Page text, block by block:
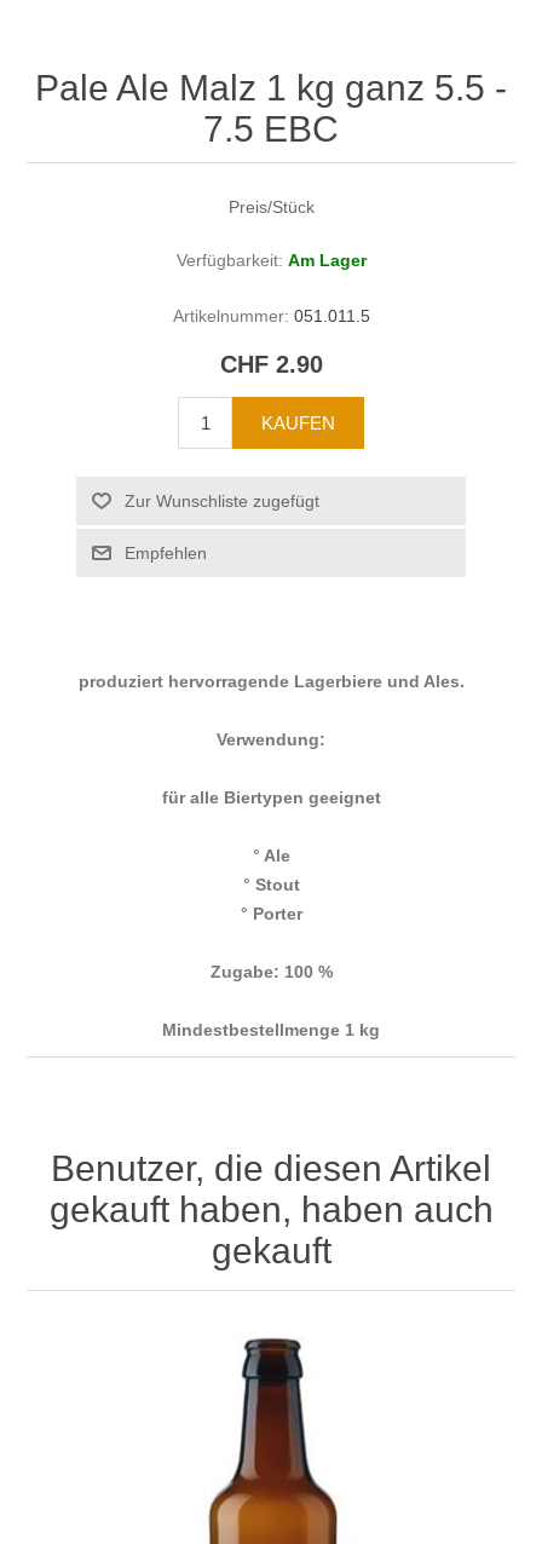
Pale Ale Malz 1 kg ganz 5.5 -
7.5 EBC
Preis/Stück
Verfügbarkeit: Am Lager
Artikelnummer: 051.011.5
CHF 2.90
produziert hervorragende Lagerbiere und Ales.
Verwendung:
für alle Biertypen geeignet
° Ale
° Stout
° Porter
Zugabe: 100 %
Mindestbestellmenge 1 kg
Benutzer, die diesen Artikel
gekauft haben, haben auch
gekauft